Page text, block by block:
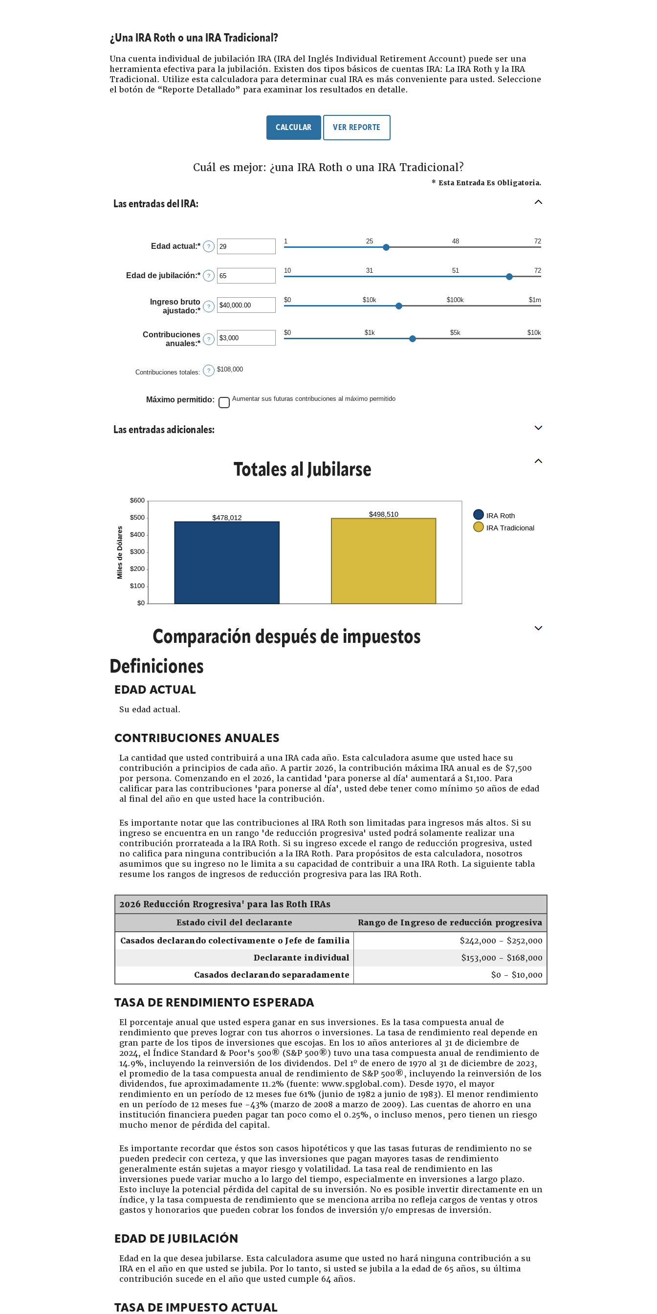
¿Una IRA Roth o una IRA Tradicional?
Una cuenta individual de jubilación IRA (IRA del Inglés Individual Retirement Account) puede ser una
herramienta efectiva para la jubilación. Existen dos tipos básicos de cuentas IRA: La IRA Roth y la IRA
Tradicional. Utilize esta calculadora para determinar cual IRA es más conveniente para usted. Seleccione
el botón de “Reporte Detallado” para examinar los resultados en detalle.
Cuál es mejor: ¿una IRA Roth o una IRA Tradicional?
* Esta Entrada Es Obligatoria.
Las entradas del IRA:
Edad actual :* Ingresa
un
entre
1
72
?
1 25 48 72
Edad de jubilación:* Ingresa
un
entre
10
?
10 31 51 72
Ingreso bruto
ajustado:* Ingresa
monto
entre
$0.00
$1,000,000.00
?
$0 $10k $100k $1m
Contribuciones
anuales:* Ingresa
entre
$0
$1,000,000
?
$0 $1k $5k $10k
Contribuciones totales: ? $108,000
Máximo permitido: Aumentar sus futuras contribuciones al máximo permitido
Las entradas adicionales:
Totales al Jubilarse
Comparación después de impuestos
Definiciones
EDAD ACTUAL
Su edad actual.
CONTRIBUCIONES ANUALES
La cantidad que usted contribuirá a una IRA cada año. Esta calculadora asume que usted hace su
contribución a principios de cada año. A partir 2026, la contribución máxima IRA anual es de $7,500
por persona. Comenzando en el 2026, la cantidad 'para ponerse al día' aumentará a $1,100. Para
calificar para las contribuciones 'para ponerse al día', usted debe tener como mínimo 50 años de edad
al final del año en que usted hace la contribución.
Es importante notar que las contribuciones al IRA Roth son limitadas para ingresos más altos. Si su
ingreso se encuentra en un rango 'de reducción progresiva' usted podrá solamente realizar una
contribución prorrateada a la IRA Roth. Si su ingreso excede el rango de reducción progresiva, usted
no califica para ninguna contribución a la IRA Roth. Para propósitos de esta calculadora, nosotros
asumimos que su ingreso no le limita a su capacidad de contribuir a una IRA Roth. La siguiente tabla
resume los rangos de ingresos de reducción progresiva para las IRA Roth.
2026 Reducción Rrogresiva' para las Roth IRAs
Estado civil del declarante
Rango de Ingreso de reducción progresiva
Casados declarando colectivamente o Jefe de familia
$242,000 - $252,000
Declarante individual
$153,000 - $168,000
Casados declarando separadamente
$0 - $10,000
TASA DE RENDIMIENTO ESPERADA
El porcentaje anual que usted espera ganar en sus inversiones. Es la tasa compuesta anual de
rendimiento que preves lograr con tus ahorros o inversiones. La tasa de rendimiento real depende en
gran parte de los tipos de inversiones que escojas. En los 10 años anteriores al 31 de diciembre de
2024, el Índice Standard & Poor's 500® (S&P 500®) tuvo una tasa compuesta anual de rendimiento de
14.9%, incluyendo la reinversión de los dividendos. Del 1o de enero de 1970 al 31 de diciembre de 2023,
el promedio de la tasa compuesta anual de rendimiento de S&P 500®, incluyendo la reinversión de los
dividendos, fue aproximadamente 11.2% (fuente: www.spglobal.com). Desde 1970, el mayor
rendimiento en un período de 12 meses fue 61% (junio de 1982 a junio de 1983). El menor rendimiento
en un período de 12 meses fue -43% (marzo de 2008 a marzo de 2009). Las cuentas de ahorro en una
institución financiera pueden pagar tan poco como el 0.25%, o incluso menos, pero tienen un riesgo
mucho menor de pérdida del capital.
Es importante recordar que éstos son casos hipotéticos y que las tasas futuras de rendimiento no se
pueden predecir con certeza, y que las inversiones que pagan mayores tasas de rendimiento
generalmente están sujetas a mayor riesgo y volatilidad. La tasa real de rendimiento en las
inversiones puede variar mucho a lo largo del tiempo, especialmente en inversiones a largo plazo.
Esto incluye la potencial pérdida del capital de su inversión. No es posible invertir directamente en un
índice, y la tasa compuesta de rendimiento que se menciona arriba no refleja cargos de ventas y otros
gastos y honorarios que pueden cobrar los fondos de inversión y/o empresas de inversión.
EDAD DE JUBILACIÓN
Edad en la que desea jubilarse. Esta calculadora asume que usted no hará ninguna contribución a su
IRA en el año en que usted se jubila. Por lo tanto, si usted se jubila a la edad de 65 años, su última
contribución sucede en el año que usted cumple 64 años.
TASA DE IMPUESTO ACTUAL